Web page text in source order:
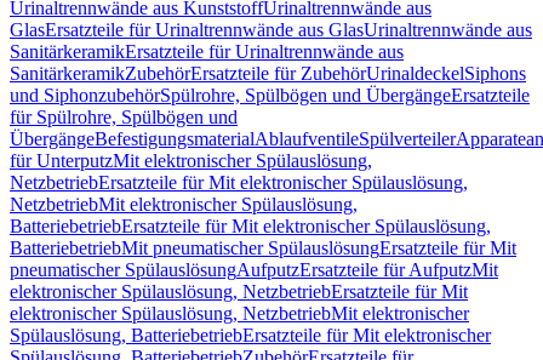
Urinaltrennwände aus KunststoffUrinaltrennwände aus
GlasErsatzteile für Urinaltrennwände aus GlasUrinaltrennwände aus
SanitärkeramikErsatzteile für Urinaltrennwände aus
SanitärkeramikZubehörErsatzteile für ZubehörUrinaldeckelSiphons
und SiphonzubehörSpülrohre, Spülbögen und ÜbergängeErsatzteile
für Spülrohre, Spülbögen und
ÜbergängeBefestigungsmaterialAblaufventileSpülverteiler
für UnterputzMit elektronischer Spülauslösung,
NetzbetriebErsatzteile für Mit elektronischer Spülauslösung,
NetzbetriebMit elektronischer Spülauslösung,
BatteriebetriebErsatzteile für Mit elektronischer Spülauslösung,
BatteriebetriebMit pneumatischer SpülauslösungErsatzteile für Mit
pneumatischer SpülauslösungAufputzErsatzteile für AufputzMit
elektronischer Spülauslösung, NetzbetriebErsatzteile für Mit
elektronischer Spülauslösung, NetzbetriebMit elektronischer
Spülauslösung, BatteriebetriebErsatzteile für Mit elektronischer